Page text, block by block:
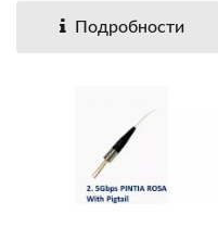
Подробности